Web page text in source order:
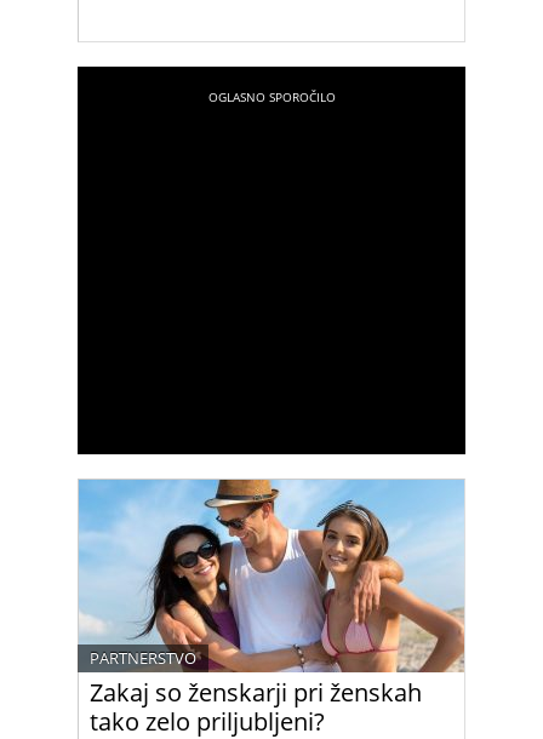
Zakaj so ženskarji pri ženskah
tako zelo priljubljeni?
PARTNERSTVO